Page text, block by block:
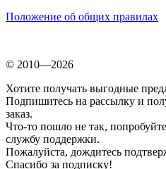
Положение об общих правилах
© 2010—2026
Хотите получать выгодные
Подпишитесь на рассылку и
заказ.
Что-то пошло не так,
службу поддержки.
Пожалуйста, дождитесь
Спасибо за подписку!